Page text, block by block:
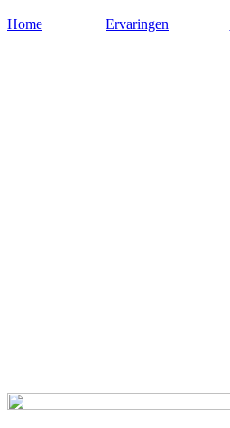
Home Ervaringen